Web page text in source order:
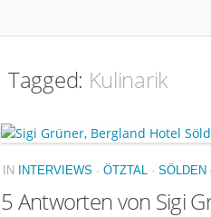
Tagged: Kulinarik
IN INTERVIEWS · ÖTZTAL · SÖLDEN
5 Antworten von Sigi